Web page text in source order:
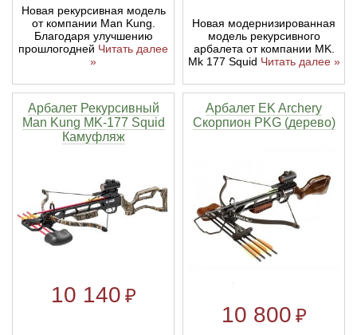
Новая рекурсивная модель
от компании Man Kung.
Благодаря улучшению
прошлогодней Читать далее
»
Новая модернизированная
модель рекурсивного
арбалета от компании MK.
Mk 177 Squid Читать далее »
Арбалет Рекурсивный
Man Kung MK-177 Squid
Камуфляж
10 140 ₽
Арбалет EK Archery
Скорпион PKG (дерево)
10 800 ₽